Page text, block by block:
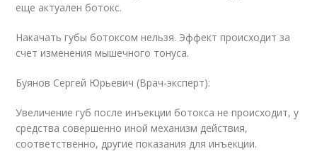
еще актуален ботокс.
Накачать губы ботоксом нельзя. Эффект происходит за
счет изменения мышечного тонуса.
Буянов Сергей Юрьевич (Врач-эксперт):
Увеличение губ после инъекции ботокса не происходит, у
средства совершенно иной механизм действия,
соответственно, другие показания для инъекции.